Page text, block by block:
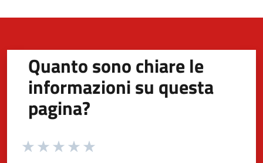
Quanto sono chiare le
informazioni su questa
pagina?
Valuta da 1 a 5 stelle la pagina